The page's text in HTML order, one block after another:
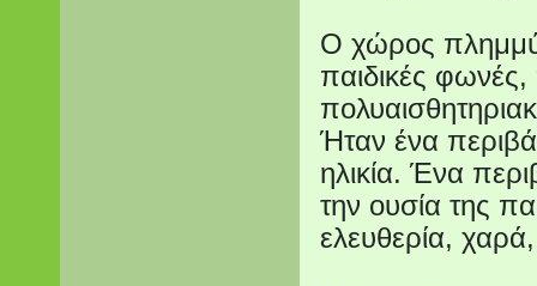
Ο χώρος
παιδικές φωνές,
Ήταν ένα
ηλικία. Ένα
την ουσία της
ελευθερία,